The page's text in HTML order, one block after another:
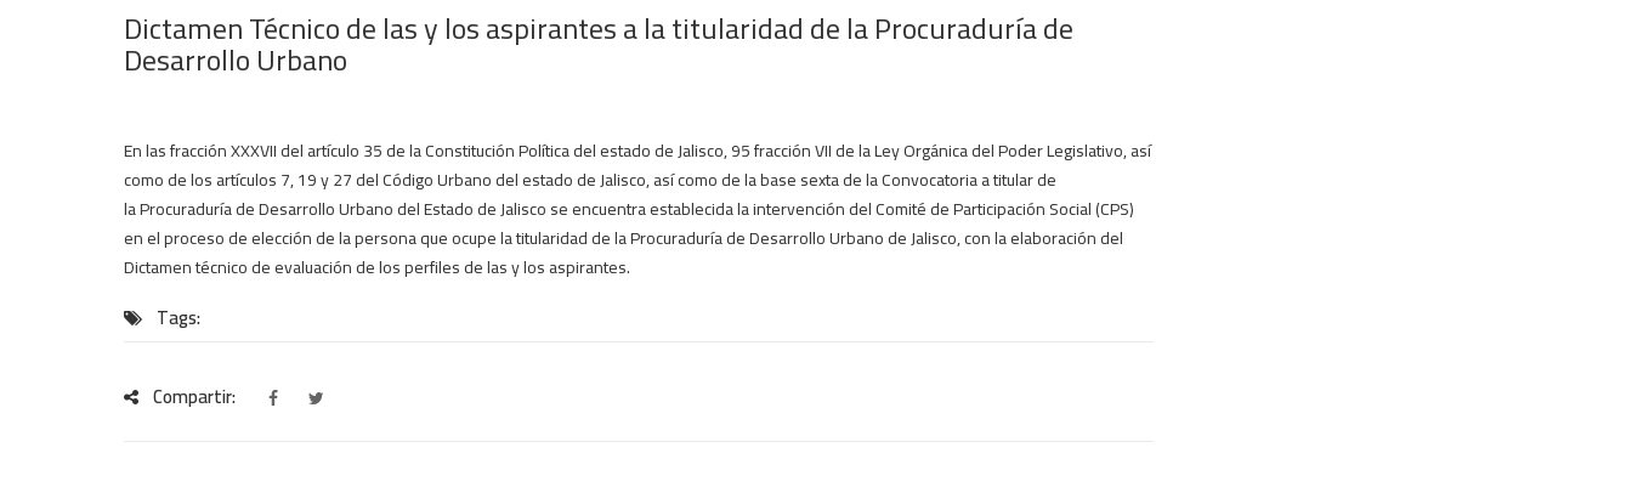
Dictamen Técnico de las y los aspirantes a la titularidad de la Procuraduría de
Desarrollo Urbano
En las fracción XXXVII del artículo 35 de la Constitución Política del estado de Jalisco, 95 fracción VII de la Ley Orgánica del Poder Legislativo, así
como de los artículos 7, 19 y 27 del Código Urbano del estado de Jalisco, así como de la base sexta de la Convocatoria a titular de
la Procuraduría de Desarrollo Urbano del Estado de Jalisco se encuentra establecida la intervención del Comité de Participación Social (CPS)
en el proceso de elección de la persona que ocupe la titularidad de la Procuraduría de Desarrollo Urbano de Jalisco, con la elaboración del
Dictamen técnico de evaluación de los perfiles de las y los aspirantes.
Tags:
Compartir: